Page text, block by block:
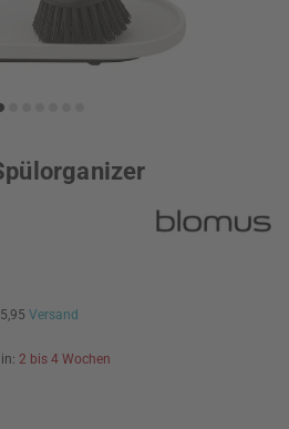
Versand
2 bis 4 Wochen